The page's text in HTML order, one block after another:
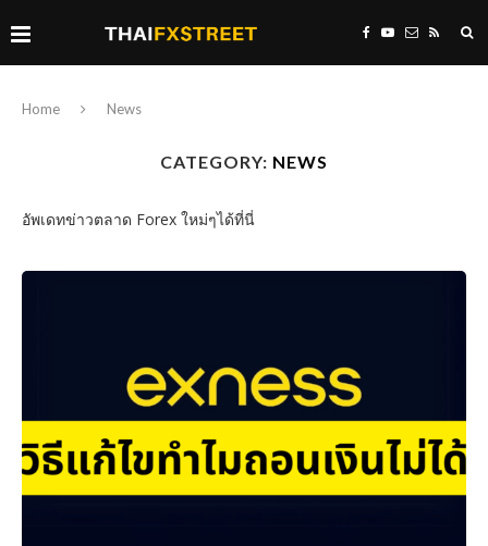
Home News
CATEGORY: NEWS
อัพเดทข่าวตลาด Forex ใหม่ๆได้ที่นี่